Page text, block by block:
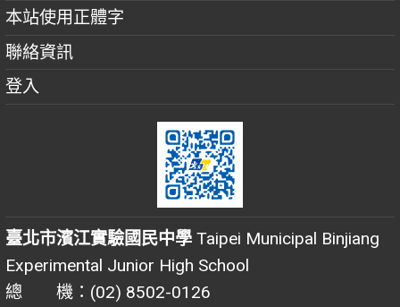
本站使用正體字
聯絡資訊
登入
臺北市濱江實驗國民中學 Taipei Municipal Binjiang
Experimental Junior High School
總 機：(02) 8502-0126